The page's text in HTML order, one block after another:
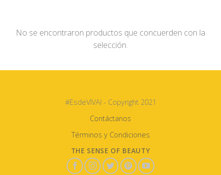
No se encontraron productos que concuerden con la
selección.
#EsdeVIVAI - Copyright 2021
Contáctanos
Términos y Condiciones
THE SENSE OF BEAUTY